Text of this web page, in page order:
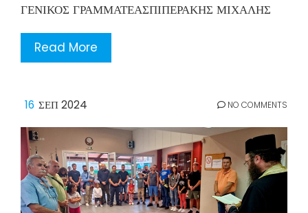
ΓΕΝΙΚΟΣ ΓΡΑΜΜΑΤΕΑΣΠΙΠΕΡΑΚΗΣ ΜΙΧΑΛΗΣ
Read More
16 ΣΕΠ 2024 NO COMMENTS